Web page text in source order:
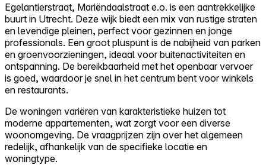
Reviews
Prijzen
Log in
Probeer Walter gratis
Egelantierstraat, Mariëndaalstraat e.o. is een aantrekkelijke
buurt in Utrecht. Deze wijk biedt een mix van rustige straten
en levendige pleinen, perfect voor gezinnen en jonge
professionals. Een groot pluspunt is de nabijheid van parken
en groenvoorzieningen, ideaal voor buitenactiviteiten en
ontspanning. De bereikbaarheid met het openbaar vervoer
is goed, waardoor je snel in het centrum bent voor winkels
en restaurants.
De woningen variëren van karakteristieke huizen tot
moderne appartementen, wat zorgt voor een diverse
woonomgeving. De vraagprijzen zijn over het algemeen
redelijk, afhankelijk van de specifieke locatie en
woningtype.